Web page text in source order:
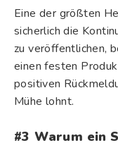
Eine der größten
sicherlich die
zu veröffentlichen,
einen festen
positiven
Mühe lohnt.
#3 Warum ein